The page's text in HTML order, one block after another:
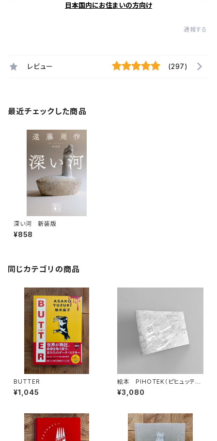
日本国内にお住まいの方向け
通報する
レビュー (297)
最近チェックした商品
深い河 新装版
¥858
同じカテゴリの商品
BUTTER
¥1,045
絵本 PIHOTEK（ピヒュッティ）
北極を風と歩く
¥3,080